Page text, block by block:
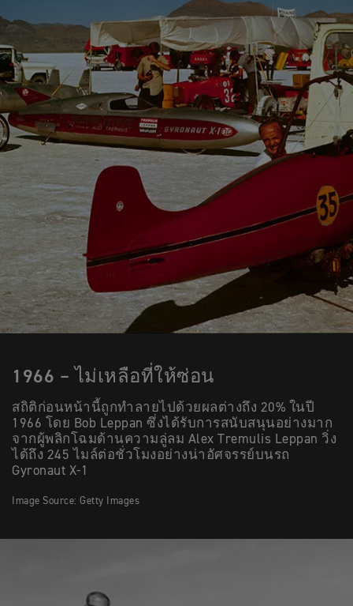
1966 – ไม่เหลือที่ให้ซ่อน
สถิติก่อนหน้านี้ถูกทำลายไปด้วยผลต่างถึง 20% ในปี
1966 โดย Bob Leppan ซึ่งได้รับการสนับสนุนอย่างมาก
จากผู้พลิกโฉมด้านความลู่ลม Alex Tremulis Leppan วิ่ง
ได้ถึง 245 ไมล์ต่อชั่วโมงอย่างน่าอัศจรรย์บนรถ
Gyronaut X-1
Image Source: Getty Images